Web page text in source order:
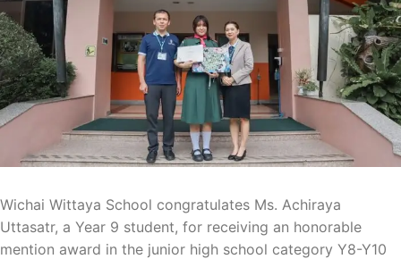
Wichai Wittaya School congratulates Ms. Achiraya
Uttasatr, a Year 9 student, for receiving an honorable
mention award in the junior high school category Y8-Y10